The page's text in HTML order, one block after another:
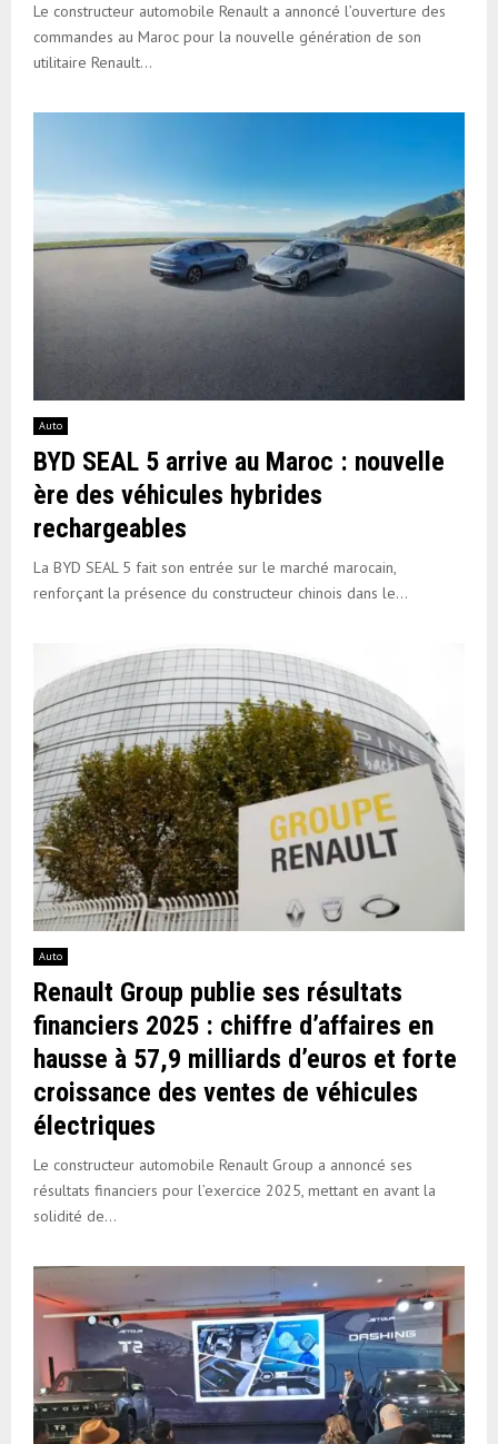
Le constructeur automobile Renault a annoncé l’ouverture des
commandes au Maroc pour la nouvelle génération de son
utilitaire Renault...
Auto
BYD SEAL 5 arrive au Maroc : nouvelle
ère des véhicules hybrides
rechargeables
La BYD SEAL 5 fait son entrée sur le marché marocain,
renforçant la présence du constructeur chinois dans le...
Auto
Renault Group publie ses résultats
financiers 2025 : chiffre d’affaires en
hausse à 57,9 milliards d’euros et forte
croissance des ventes de véhicules
électriques
Le constructeur automobile Renault Group a annoncé ses
résultats financiers pour l’exercice 2025, mettant en avant la
solidité de...